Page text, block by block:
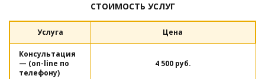
СТОИМОСТЬ УСЛУГ
Услуга Цена
Консультация
— (on-line по
телефону)
4 500 руб.